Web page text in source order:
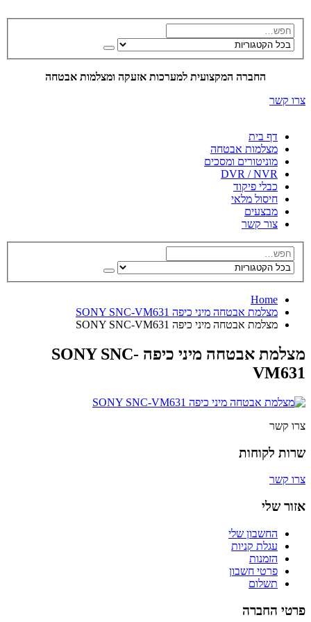
החברה המקצועית למערכות אזעקה ומצלמות אבטחה
צרו קשר
דף בית
מצלמות אבטחה
מוניטורים ומסכים
DVR / NVR
כבלי פיקוד
חיסול מלאי
מבצעים
צור קשר
Home
מצלמת אבטחה מיני כיפה SONY SNC-VM631
מצלמת אבטחה מיני כיפה SONY SNC-VM631
מצלמת אבטחה מיני כיפה SONY SNC-
VM631
צרו קשר
שרות לקוחות
צרו קשר
אזור שלי
החשבון שלי
עגלת קניות
הזמנות
פרטי חשבון
תשלום
פרטי החברה